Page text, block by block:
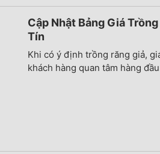
Cập Nhật Bảng Giá
Tín
Khi có ý định trồng răng giả,
khách hàng quan tâm hàng